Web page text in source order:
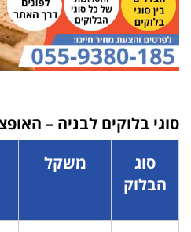
סוגי בלוקים לבניה –
סוג
הבלוק
משקל